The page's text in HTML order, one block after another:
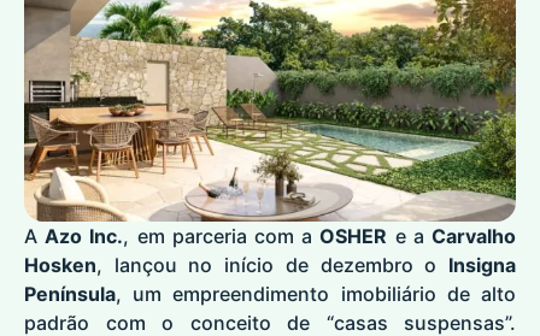
AAzo Inc., em parceria com aOSHER e aCarvalho
Hosken, lançou no início de dezembro o Insigna
Península, um empreendimento imobiliário de alto
padrão com o conceito de “casas suspensas”.